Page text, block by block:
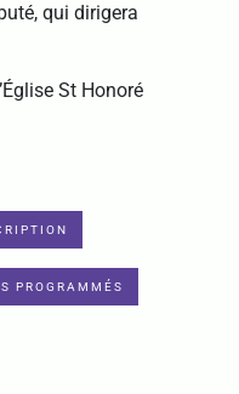
qui dirigera
St Honoré
PROGRAMMÉS